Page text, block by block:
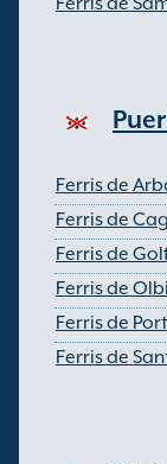
Ferris de
Ferris de
Ferris de
Ferris de
Ferris de
Ferris de